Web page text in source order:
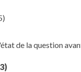
de la question